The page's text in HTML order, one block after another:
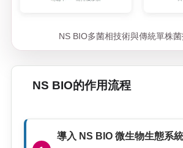
NS BIO多菌相技術與傳統單株
NS BIO的作用流程
導入 NS BIO 微生物生態系統